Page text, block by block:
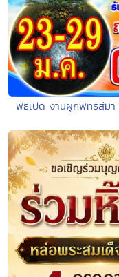
พิธีเปิด งานผูกพัทธสีม